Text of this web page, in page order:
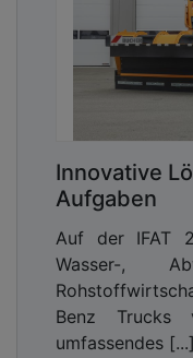
Innovative
Aufgaben
Auf der IFAT
Wasser-,
Benz
umfassendes [...]